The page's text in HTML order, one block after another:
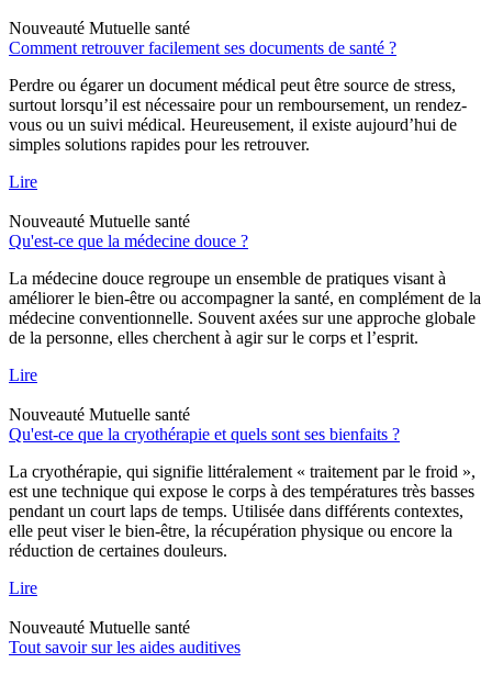
Nouveauté Mutuelle santé
Comment retrouver facilement ses documents de santé ?
Perdre ou égarer un document médical peut être source de stress,
surtout lorsqu’il est nécessaire pour un remboursement, un rendez-
vous ou un suivi médical. Heureusement, il existe aujourd’hui de
simples solutions rapides pour les retrouver.
Lire
Nouveauté Mutuelle santé
Qu'est-ce que la médecine douce ?
La médecine douce regroupe un ensemble de pratiques visant à
améliorer le bien-être ou accompagner la santé, en complément de la
médecine conventionnelle. Souvent axées sur une approche globale
de la personne, elles cherchent à agir sur le corps et l’esprit.
Lire
Nouveauté Mutuelle santé
Qu'est-ce que la cryothérapie et quels sont ses bienfaits ?
La cryothérapie, qui signifie littéralement « traitement par le froid »,
est une technique qui expose le corps à des températures très basses
pendant un court laps de temps. Utilisée dans différents contextes,
elle peut viser le bien-être, la récupération physique ou encore la
réduction de certaines douleurs.
Lire
Nouveauté Mutuelle santé
Tout savoir sur les aides auditives